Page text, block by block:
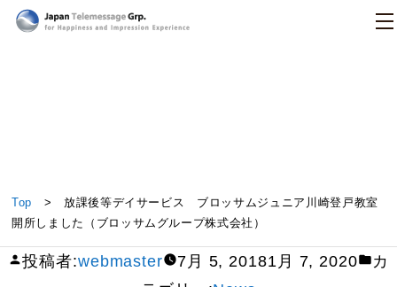
放課後等デイサービス ブロッサムジュニア川崎登
戸教室開所しました（ブロッサムグループ株式会
社）
Top > 放課後等デイサービス ブロッサムジュニア川崎登戸教室
開所しました（ブロッサムグループ株式会社）
投稿者:webmaster 7月 5, 20181月 7, 2020
カ